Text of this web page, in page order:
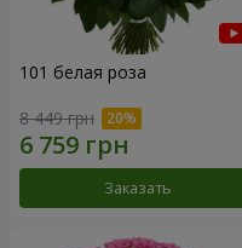
101 белая роза
8 449 грн
Заказать